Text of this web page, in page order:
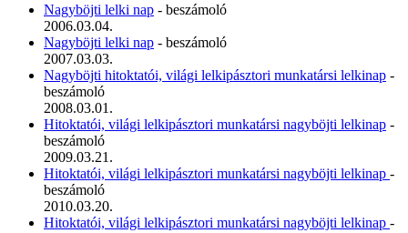
Nagyböjti lelki nap - beszámoló
2006.03.04.
Nagyböjti lelki nap - beszámoló
2007.03.03.
Nagyböjti hitoktatói, világi lelkipásztori munkatársi lelkinap -
beszámoló
2008.03.01.
Hitoktatói, világi lelkipásztori munkatársi nagyböjti lelkinap -
beszámoló
2009.03.21.
Hitoktatói, világi lelkipásztori munkatársi nagyböjti lelkinap -
beszámoló
2010.03.20.
Hitoktatói, világi lelkipásztori munkatársi nagyböjti lelkinap -